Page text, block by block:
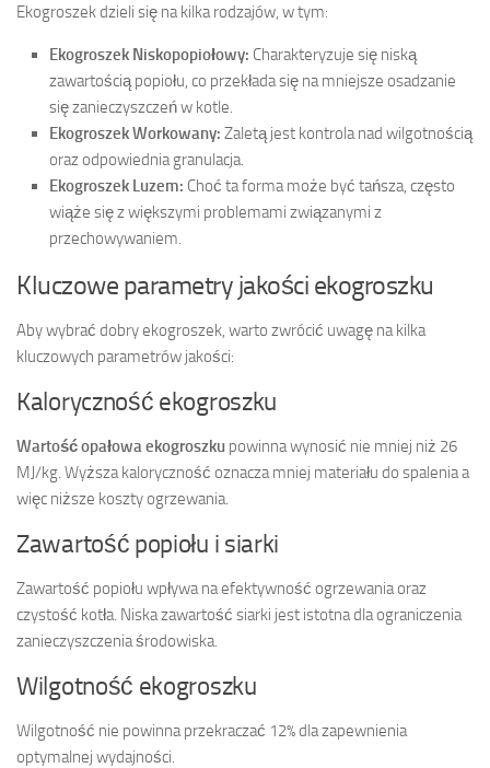
Ekogroszek dzieli się na kilka rodzajów, w tym:
Ekogroszek Niskopopiołowy: Charakteryzuje się niską
zawartością popiołu, co przekłada się na mniejsze osadzanie
się zanieczyszczeń w kotle.
Ekogroszek Workowany: Zaletą jest kontrola nad wilgotnością
oraz odpowiednia granulacja.
Ekogroszek Luzem: Choć ta forma może być tańsza, często
wiąże się z większymi problemami związanymi z
przechowywaniem.
Kluczowe parametry jakości ekogroszku
Aby wybrać dobry ekogroszek, warto zwrócić uwagę na kilka
kluczowych parametrów jakości:
Kaloryczność ekogroszku
Wartość opałowa ekogroszku powinna wynosić nie mniej niż 26
MJ/kg. Wyższa kaloryczność oznacza mniej materiału do spalenia a
więc niższe koszty ogrzewania.
Zawartość popiołu i siarki
Zawartość popiołu wpływa na efektywność ogrzewania oraz
czystość kotła. Niska zawartość siarki jest istotna dla ograniczenia
zanieczyszczenia środowiska.
Wilgotność ekogroszku
Wilgotność nie powinna przekraczać 12% dla zapewnienia
optymalnej wydajności.